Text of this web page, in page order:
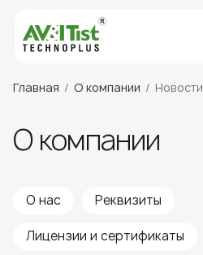
Главная О компании Новости
О компании
О нас Реквизиты
Лицензии и сертификаты